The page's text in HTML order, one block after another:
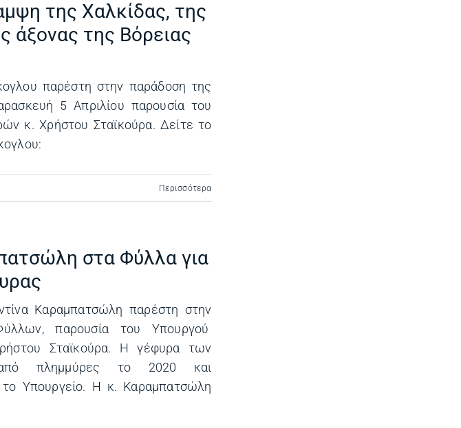
της Χαλκίδας, της
άξονας της Βόρειας
παρέστη στην παράδοση της
5 Απριλίου παρουσία του
κ. Χρήστου Σταϊκούρα. Δείτε το
Περισσότερα
στα Φύλλα για
Καραμπατσώλη παρέστη στην
παρουσία του Υπουργού
Σταϊκούρα. Η γέφυρα των
πλημμύρες το 2020 και
Υπουργείο. Η κ. Καραμπατσώλη